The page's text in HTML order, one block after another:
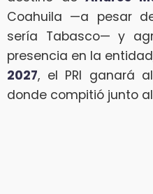
Coahuila —a pesar
sería Tabasco— y
presencia en la
2027, el PRI ganará
donde compitió junto al